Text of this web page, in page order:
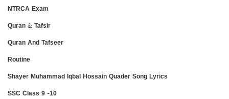
NTRCA Exam
Quran & Tafsir
Quran And Tafseer
Routine
Shayer Muhammad Iqbal Hossain Quader Song Lyrics
SSC Class 9 -10